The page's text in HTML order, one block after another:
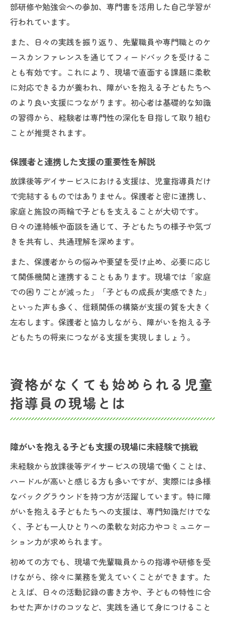
部研修や勉強会への参加、専門書を活用した自己学習が
行われています。
また、日々の実践を振り返り、先輩職員や専門職とのケ
ースカンファレンスを通じてフィードバックを受けるこ
とも有効です。これにより、現場で直面する課題に柔軟
に対応できる力が養われ、障がいを抱える子どもたちへ
のより良い支援につながります。初心者は基礎的な知識
の習得から、経験者は専門性の深化を目指して取り組む
ことが推奨されます。
保護者と連携した支援の重要性を解説
放課後等デイサービスにおける支援は、児童指導員だけ
で完結するものではありません。保護者と密に連携し、
家庭と施設の両輪で子どもを支えることが大切です。
日々の連絡帳や面談を通じて、子どもたちの様子や気づ
きを共有し、共通理解を深めます。
また、保護者からの悩みや要望を受け止め、必要に応じ
て関係機関と連携することもあります。現場では「家庭
での困りごとが減った」「子どもの成長が実感できた」
といった声も多く、信頼関係の構築が支援の質を大きく
左右します。保護者と協力しながら、障がいを抱える子
どもたちの将来につながる支援を実現しましょう。
資格がなくても始められる児童
指導員の現場とは
障がいを抱える子ども支援の現場に未経験で挑戦
未経験から放課後等デイサービスの現場で働くことは、
ハードルが高いと感じる方も多いですが、実際には多様
なバックグラウンドを持つ方が活躍しています。特に障
がいを抱える子どもたちへの支援は、専門知識だけでな
く、子ども一人ひとりへの柔軟な対応力やコミュニケー
ション力が求められます。
初めての方でも、現場で先輩職員からの指導や研修を受
けながら、徐々に業務を覚えていくことができます。た
とえば、日々の活動記録の書き方や、子どもの特性に合
わせた声かけのコツなど、実践を通じて身につけること